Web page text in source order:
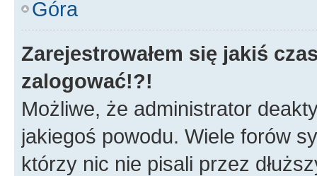
Góra
Zarejestrowałem się jakiś
zalogować!?!
Możliwe, że administrator
jakiegoś powodu. Wiele forów
którzy nic nie pisali przez